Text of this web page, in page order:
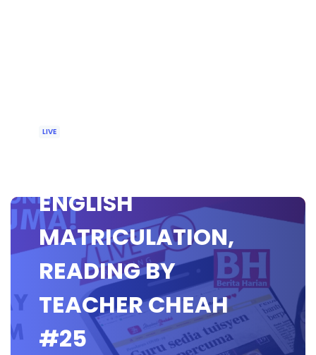
LIVE
ENGLISH
MATRICULATION,
READING BY
TEACHER CHEAH
#25